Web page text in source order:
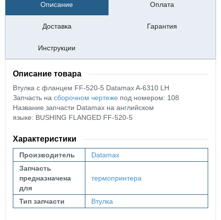
Описание Оплата
Доставка Гарантия
Инструкции
Описание товара
Втулка с фланцем FF-520-5 Datamax A-6310 LH
Запчасть на сборочном чертеже под номером: 108
Название запчасти Datamax на английском
языке: BUSHING FLANGED FF-520-5
Характеристики
Производитель
Datamax
Запчасть
предназначена
для
термопринтера
Тип запчасти Втулка